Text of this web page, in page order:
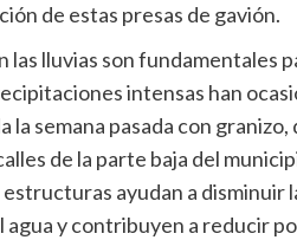
de estas presas de gavión.
las lluvias son fundamentales
intensas han
la semana pasada con
de la parte baja del
ayudan a disminuir
y contribuyen a reducir